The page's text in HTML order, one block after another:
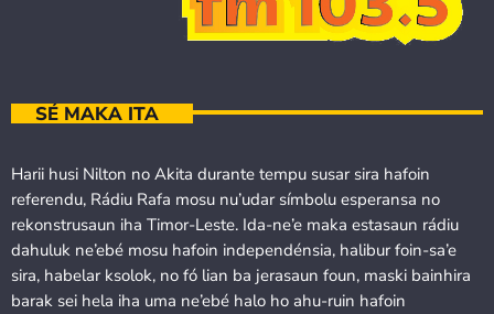
SÉ MAKA ITA
Harii husi Nilton no Akita durante tempu susar sira hafoin
referendu, Rádiu Rafa mosu nu’udar símbolu esperansa no
rekonstrusaun iha Timor-Leste. Ida-ne’e maka estasaun rádiu
dahuluk ne’ebé mosu hafoin independénsia, halibur foin-sa’e
sira, habelar ksolok, no fó lian ba jerasaun foun, maski bainhira
barak sei hela iha uma ne’ebé halo ho ahu-ruin hafoin